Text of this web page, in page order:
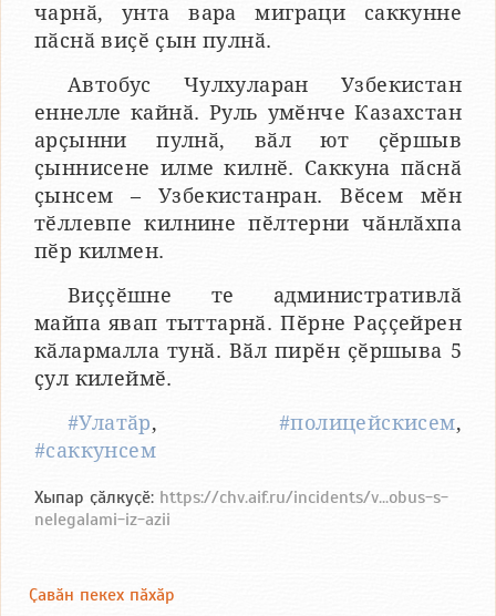
чарнӑ, унта вара миграци саккунне
пӑснӑ виҫӗ ҫын пулнӑ.
Автобус Чулхуларан Узбекистан
еннелле кайнӑ. Руль умӗнче Казахстан
арҫынни пулнӑ, вӑл ют ҫӗршыв
ҫыннисене илме килнӗ. Саккуна пӑснӑ
ҫынсем – Узбекистанран. Вӗсем мӗн
тӗллевпе килнине пӗлтерни чӑнлӑхпа
пӗр килмен.
Виҫҫӗшне те административлӑ
майпа явап тыттарнӑ. Пӗрне Раҫҫейрен
кӑлармалла тунӑ. Вӑл пирӗн ҫӗршыва 5
ҫул килеймӗ.
#Улатӑр, #полицейскисем,
#саккунсем
Хыпар ҫӑлкуҫӗ: https://chv.aif.ru/incidents/v...obus-s-
nelegalami-iz-azii
Ҫавӑн пекех пӑхӑр